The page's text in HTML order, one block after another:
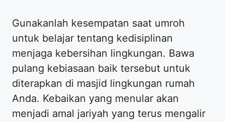
Gunakanlah kesempatan saat umroh
untuk belajar tentang kedisiplinan
menjaga kebersihan lingkungan. Bawa
pulang kebiasaan baik tersebut untuk
diterapkan di masjid lingkungan rumah
Anda. Kebaikan yang menular akan
menjadi amal jariyah yang terus mengalir